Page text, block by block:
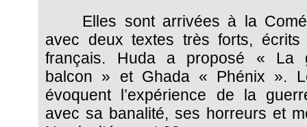
Elles sont arrivées à la
avec deux textes très forts, écrits
français. Huda a proposé « La
balcon » et Ghada « Phénix ».
évoquent l’expérience de la
avec sa banalité, ses horreurs et